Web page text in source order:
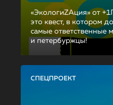
«ЭкологиZAция» от
это квест, в котором
самые ответственные
и петербуржцы!
СПЕЦПРОЕКТ